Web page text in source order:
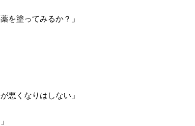
を塗ってみるか？」
悪くなりはしない」